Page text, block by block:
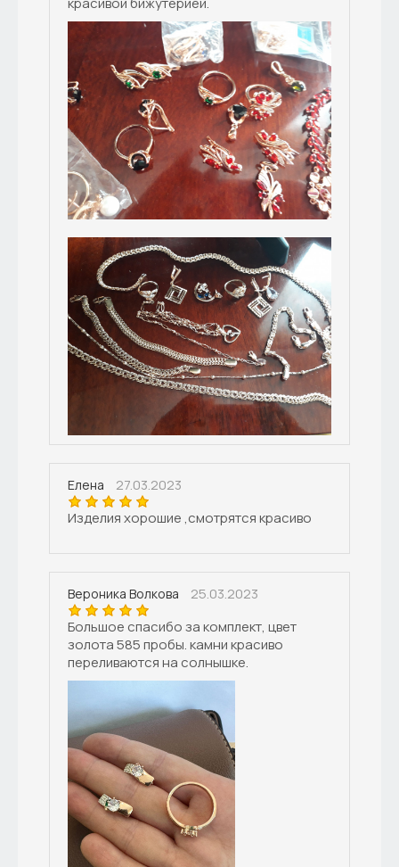
Елена
27.03.2023
Изделия хорошие ,смотрятся красиво
Вероника Волкова
25.03.2023
Большое спасибо за комплект, цвет
золота 585 пробы. камни красиво
переливаются на солнышке.